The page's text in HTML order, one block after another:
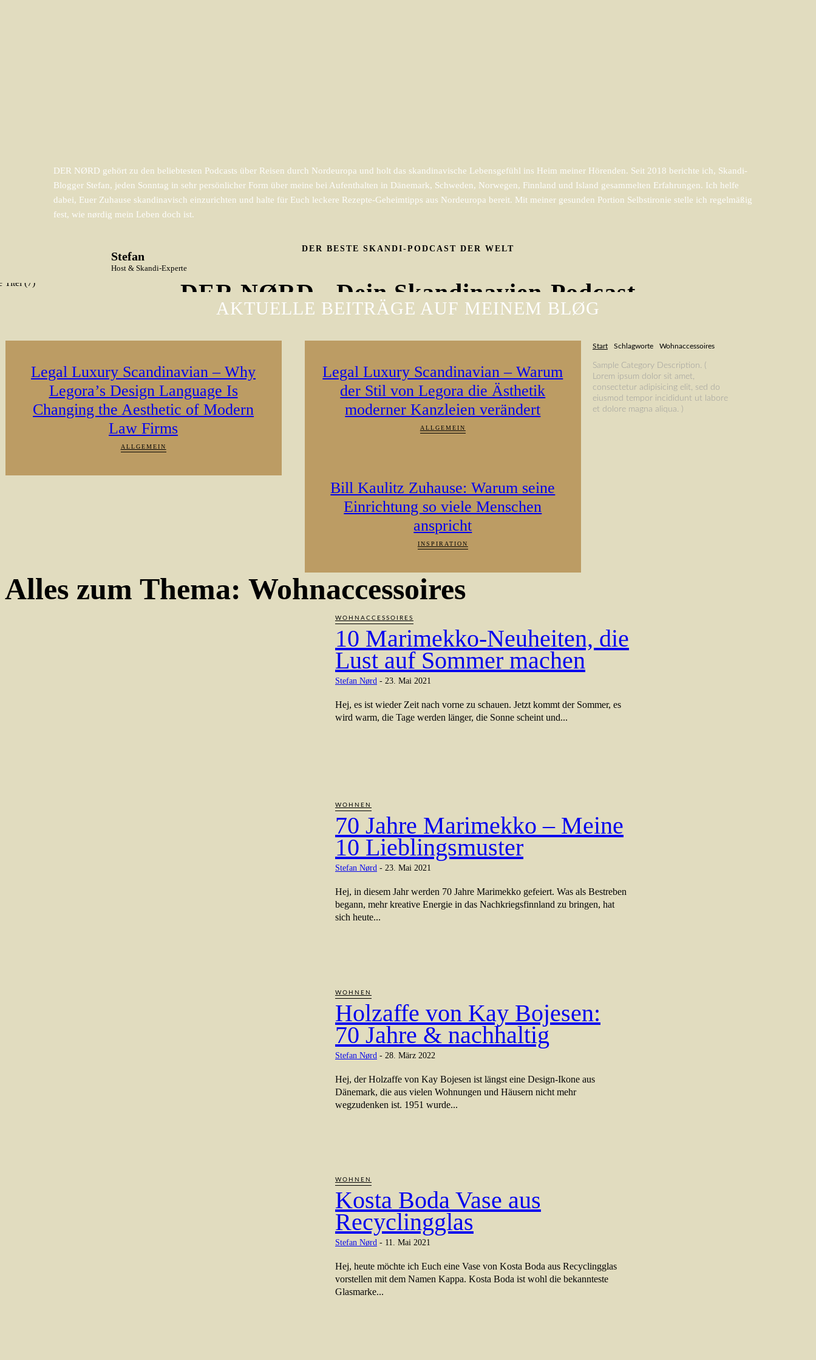
DER BESTE SKANDI-PODCAST DER WELT
DER NØRD - Dein Skandinavien-Podcast
DER NØRD gehört zu den beliebtesten Podcasts über Reisen durch Nordeuropa und holt das skandinavische Lebensgefühl ins Heim meiner Hörenden. Seit 2018 berichte ich, Skandi-
Blogger Stefan, jeden Sonntag in sehr persönlicher Form über meine bei Aufenthalten in Dänemark, Schweden, Norwegen, Finnland und Island gesammelten Erfahrungen. Ich helfe
dabei, Euer Zuhause skandinavisch einzurichten und halte für Euch leckere Rezepte-Geheimtipps aus Nordeuropa bereit. Mit meiner gesunden Portion Selbstironie stelle ich regelmäßig
fest, wie nørdig mein Leben doch ist.
Stefan
Host & Skandi-Experte
AKTUELLE BEITRÄGE AUF MEINEM BLØG
Legal Luxury Scandinavian – Why
Legora’s Design Language Is
Changing the Aesthetic of Modern
Law Firms
ALLGEMEIN
Legal Luxury Scandinavian – Warum
der Stil von Legora die Ästhetik
moderner Kanzleien verändert
ALLGEMEIN
Bill Kaulitz Zuhause: Warum seine
Einrichtung so viele Menschen
anspricht
INSPIRATION
Start Schlagworte Wohnaccessoires
Sample Category Description. (
Lorem ipsum dolor sit amet,
consectetur adipisicing elit, sed do
eiusmod tempor incididunt ut labore
et dolore magna aliqua. )
Alles zum Thema: Wohnaccessoires
WOHNACCESSOIRES
10 Marimekko-Neuheiten, die
Lust auf Sommer machen
Stefan Nørd - 23. Mai 2021
Hej, es ist wieder Zeit nach vorne zu schauen. Jetzt kommt der Sommer, es
wird warm, die Tage werden länger, die Sonne scheint und...
WOHNEN
70 Jahre Marimekko – Meine
10 Lieblingsmuster
Stefan Nørd - 23. Mai 2021
Hej, in diesem Jahr werden 70 Jahre Marimekko gefeiert. Was als Bestreben
begann, mehr kreative Energie in das Nachkriegsfinnland zu bringen, hat
sich heute...
WOHNEN
Holzaffe von Kay Bojesen:
70 Jahre & nachhaltig
Stefan Nørd - 28. März 2022
Hej, der Holzaffe von Kay Bojesen ist längst eine Design-Ikone aus
Dänemark, die aus vielen Wohnungen und Häusern nicht mehr
wegzudenken ist. 1951 wurde...
WOHNEN
Kosta Boda Vase aus
Recyclingglas
Stefan Nørd - 11. Mai 2021
Hej, heute möchte ich Euch eine Vase von Kosta Boda aus Recyclingglas
vorstellen mit dem Namen Kappa. Kosta Boda ist wohl die bekannteste
Glasmarke...